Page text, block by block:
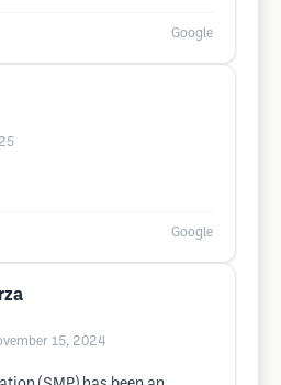
Google
Google
15, 2024